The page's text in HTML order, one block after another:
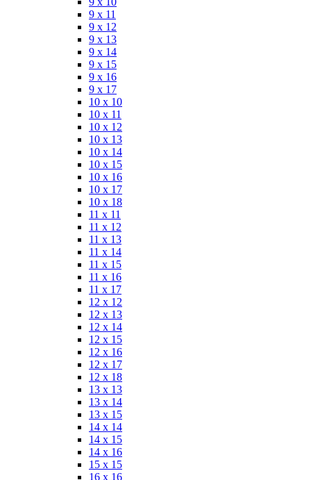
9 x 11
9 x 12
9 x 13
9 x 14
9 x 15
9 x 16
9 x 17
10 x 10
10 x 11
10 x 12
10 x 13
10 x 14
10 x 15
10 x 16
10 x 17
10 x 18
11 x 11
11 x 12
11 x 13
11 x 14
11 x 15
11 x 16
11 x 17
12 x 12
12 x 13
12 x 14
12 x 15
12 x 16
12 x 17
12 x 18
13 x 13
13 x 14
13 x 15
14 x 14
14 x 15
14 x 16
15 x 15
16 x 16